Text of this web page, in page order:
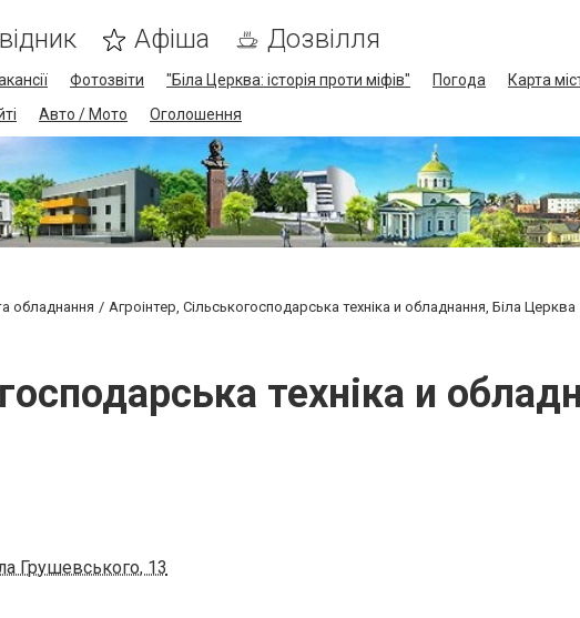
Афіша Дозвілля
Фотозвіти "Біла Церква: історія проти міфів" Погода Карта
Авто / Мото Оголошення
обладнання Агроінтер, Сільськогосподарська техніка и обладнання, Біла Церква
техніка и
Грушевського, 13